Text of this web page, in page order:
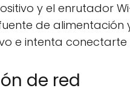
y el enrutador
de
e intenta
de red